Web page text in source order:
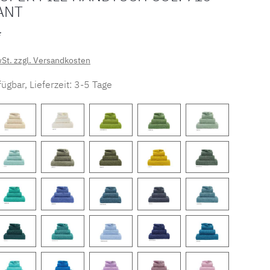
zzgl. Versandkosten
Lieferzeit: 3-5 Tage